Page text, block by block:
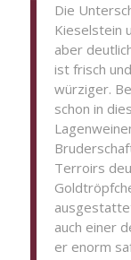
Die
Kieselstein
aber
ist frisch
würziger.
schon in
Terroirs
auch einer
er enorm